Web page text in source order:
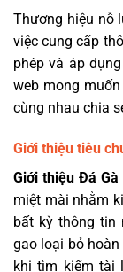
Thương hiệu nỗ
việc cung cấp
phép và áp dụng
web mong
cùng nhau chia
Giới thiệu tiêu
Giới thiệu Đá Gà
miệt mài nhằm
bất kỳ thông tin
gao loại bỏ
khi tìm kiếm tài